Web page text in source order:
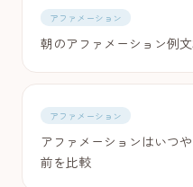
アファメーション
朝のアファメーション例
アファメーション
アファメーションはいつ
前を比較